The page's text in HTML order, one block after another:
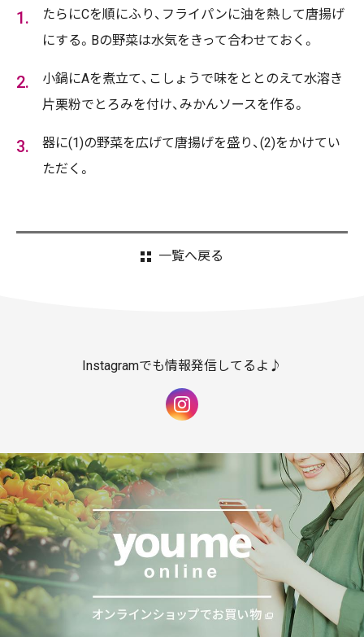
たらにCを順にふり、フライパンに油を熱して唐揚げ
にする。Bの野菜は水気をきって合わせておく。
小鍋にAを煮立て、こしょうで味をととのえて水溶き
片栗粉でとろみを付け、みかんソースを作る。
器に(1)の野菜を広げて唐揚げを盛り、(2)をかけてい
ただく。
一覧へ戻る
Instagramでも情報発信してるよ♪